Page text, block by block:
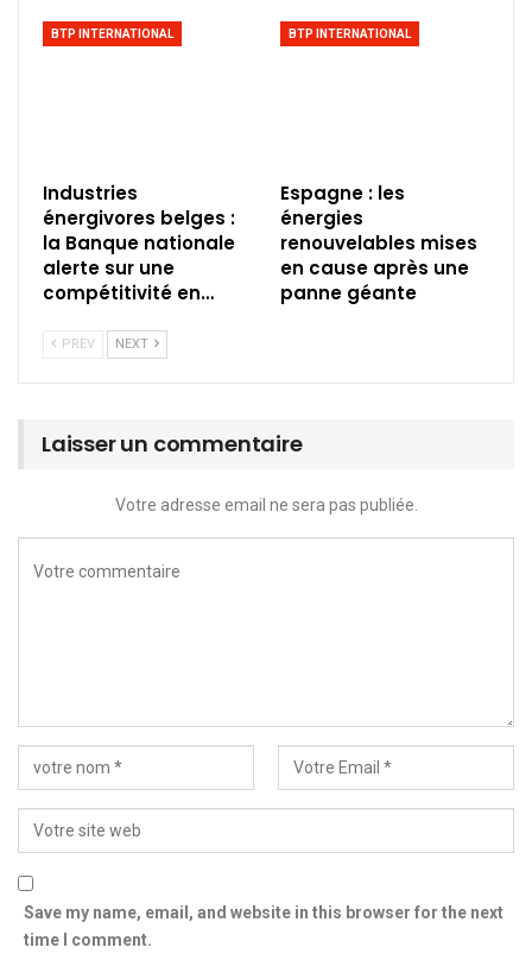
BTP INTERNATIONAL
Industries
énergivores belges :
la Banque nationale
alerte sur une
compétitivité en…
BTP INTERNATIONAL
Espagne : les
énergies
renouvelables mises
en cause après une
panne géante
PREV NEXT
Laisser un commentaire
Votre adresse email ne sera pas publiée.
Save my name, email, and website in this browser for the next
time I comment.